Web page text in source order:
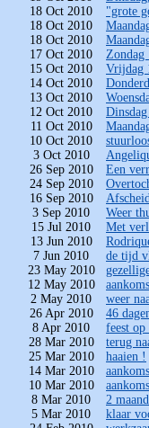
18 Oct 2010
"grote
18 Oct 2010
18 Oct 2010
17 Oct 2010
Zondag
15 Oct 2010
Vrijdag
14 Oct 2010
13 Oct 2010
12 Oct 2010
11 Oct 2010
10 Oct 2010
3 Oct 2010
26 Sep 2010
Een
24 Sep 2010
16 Sep 2010
3 Sep 2010
Weer
15 Jul 2010
Met
13 Jun 2010
7 Jun 2010
de tijd
23 May 2010
12 May 2010
2 May 2010
weer
26 Apr 2010
46
8 Apr 2010
feest
28 Mar 2010
terug
25 Mar 2010
haaien !
14 Mar 2010
10 Mar 2010
8 Mar 2010
2
5 Mar 2010
klaar